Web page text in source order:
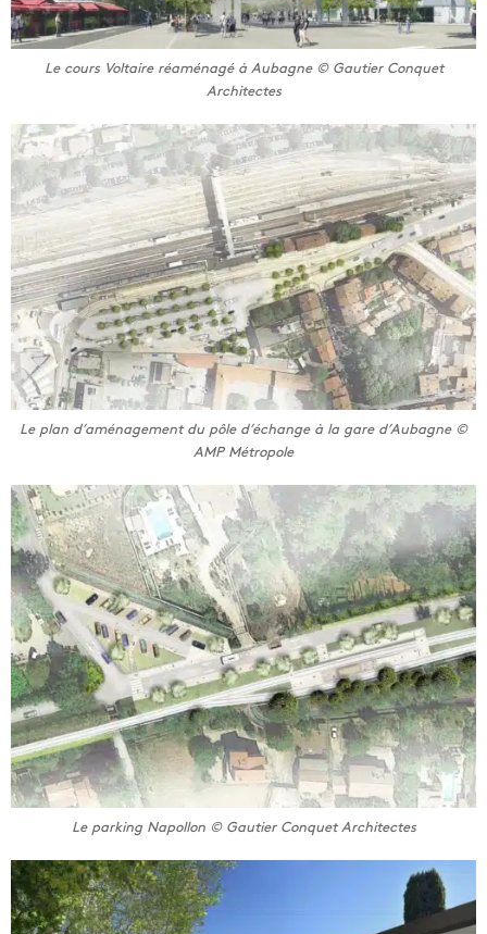
Le cours Voltaire réaménagé à Aubagne © Gautier Conquet
Architectes
Le plan d’aménagement du pôle d’échange à la gare d’Aubagne ©
AMP Métropole
Le parking Napollon © Gautier Conquet Architectes